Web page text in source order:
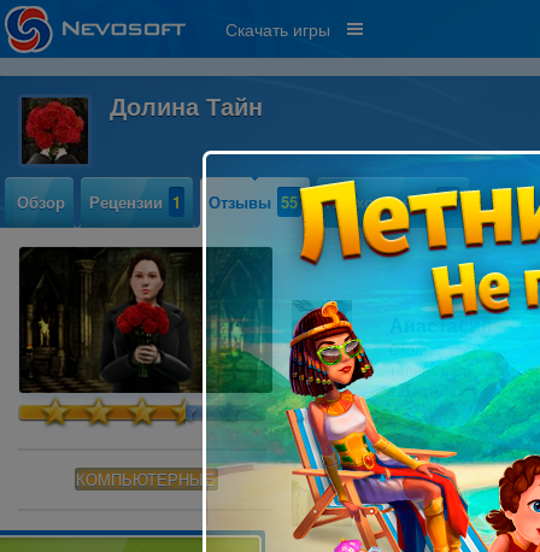
Скачать игры
Долина Тайн
Обзор Рецензии 1 Отзывы 55 Прохождение 28
КОМПЬЮТЕРНЫЕ
Анастасия
Сколько времени
теперь надо
захватывает с
Екатерина
не страшная игра
смотрю один поиск я